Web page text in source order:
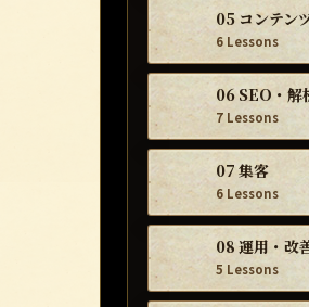
05 コンテン
6 Lessons
06 SEO・解
7 Lessons
07 集客
6 Lessons
08 運用・改
5 Lessons